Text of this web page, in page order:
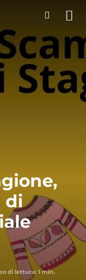
di
di lettura: 1 min.